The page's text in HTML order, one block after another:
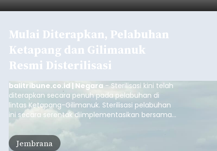
Mulai Diterapkan, Pelabuhan
Ketapang dan Gilimanuk
Resmi Disterilisasi
balitribune.co.id | Negara - Sterilisasi kini telah
diterapkan secara penuh pada pelabuhan di
lintas Ketapang-Gilimanuk. Sterilisasi pelabuhan
ini secara serentak diimplementasikan bersama
empat pelabuhan utama lainnya, yakni
Pelabuhan Merak, Bakauheni, Kayangan, dan
Lembar pada Rabu (5/8/2026).
Jembrana